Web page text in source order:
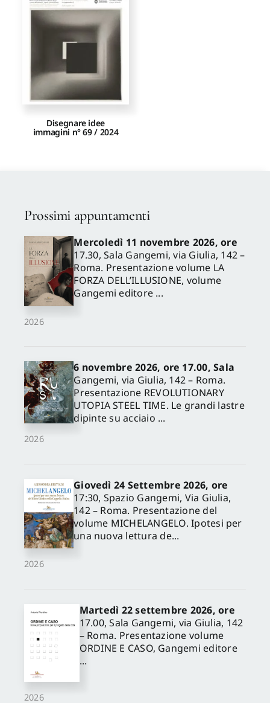
Proposte di pubblicazione
Gangemi Editore
Disegnare idee
immagini n° 69 / 2024
Prossimi appuntamenti
2026
Mercoledì 11 novembre 2026, ore
17.30, Sala Gangemi, via Giulia, 142 –
Roma. Presentazione volume LA
FORZA DELL’ILLUSIONE, volume
Gangemi editore ...
2026
6 novembre 2026, ore 17.00, Sala
Gangemi, via Giulia, 142 – Roma.
Presentazione REVOLUTIONARY
UTOPIA STEEL TIME. Le grandi lastre
dipinte su acciaio ...
2026
Giovedì 24 Settembre 2026, ore
17:30, Spazio Gangemi, Via Giulia,
142 – Roma. Presentazione del
volume MICHELANGELO. Ipotesi per
una nuova lettura de...
2026
Martedì 22 settembre 2026, ore
17.00, Sala Gangemi, via Giulia, 142
– Roma. Presentazione volume
ORDINE E CASO, Gangemi editore
...